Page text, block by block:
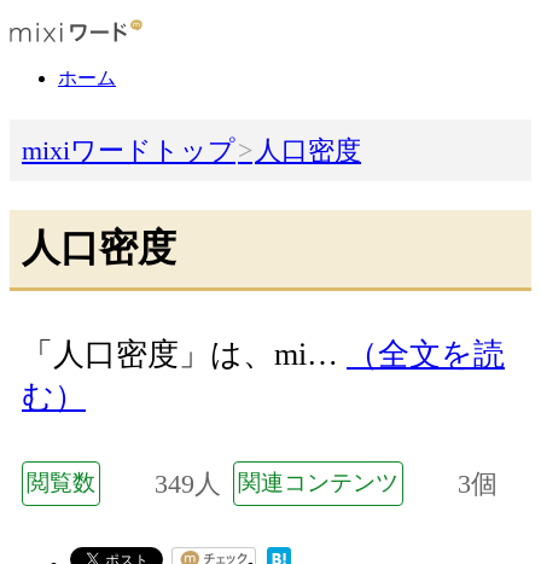
ホーム
mixiワードトップ 人口密度
人口密度
「人口密度」は、mi…
（全文を読
む）
閲覧数 349人 関連コンテンツ 3個